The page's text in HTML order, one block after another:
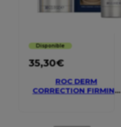
Disponible
35,30€
ROC DERM
CORRECTION FIRMING